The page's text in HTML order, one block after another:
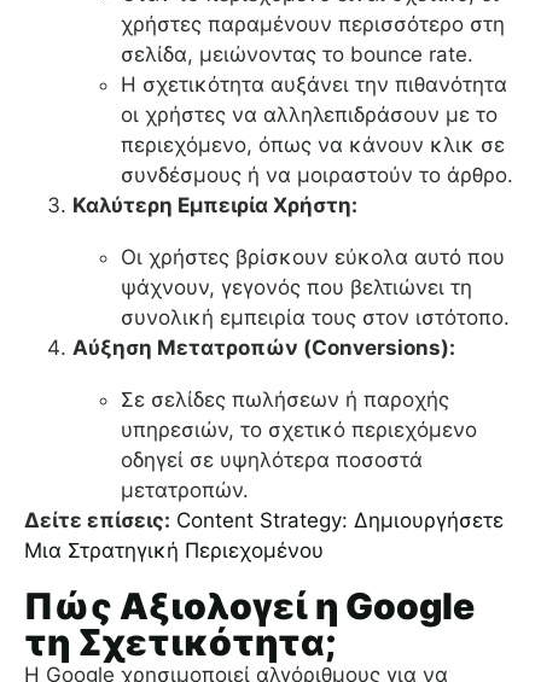
χρήστες παραμένουν περισσότερο στη
σελίδα, μειώνοντας το bounce rate.
Η σχετικότητα αυξάνει την πιθανότητα
οι χρήστες να αλληλεπιδράσουν με το
περιεχόμενο, όπως να κάνουν κλικ σε
συνδέσμους ή να μοιραστούν το άρθρο.
Καλύτερη Εμπειρία Χρήστη:
Οι χρήστες βρίσκουν εύκολα αυτό που
ψάχνουν, γεγονός που βελτιώνει τη
συνολική εμπειρία τους στον ιστότοπο.
Αύξηση Μετατροπών (Conversions):
Σε σελίδες πωλήσεων ή παροχής
υπηρεσιών, το σχετικό περιεχόμενο
οδηγεί σε υψηλότερα ποσοστά
μετατροπών.
Δείτε επίσεις: Content Strategy: Δημιουργήσετε
Μια Στρατηγική Περιεχομένου
Πώς Αξιολογεί η Google
τη Σχετικότητα;
Η Google χρησιμοποιεί αλγόριθμους για να